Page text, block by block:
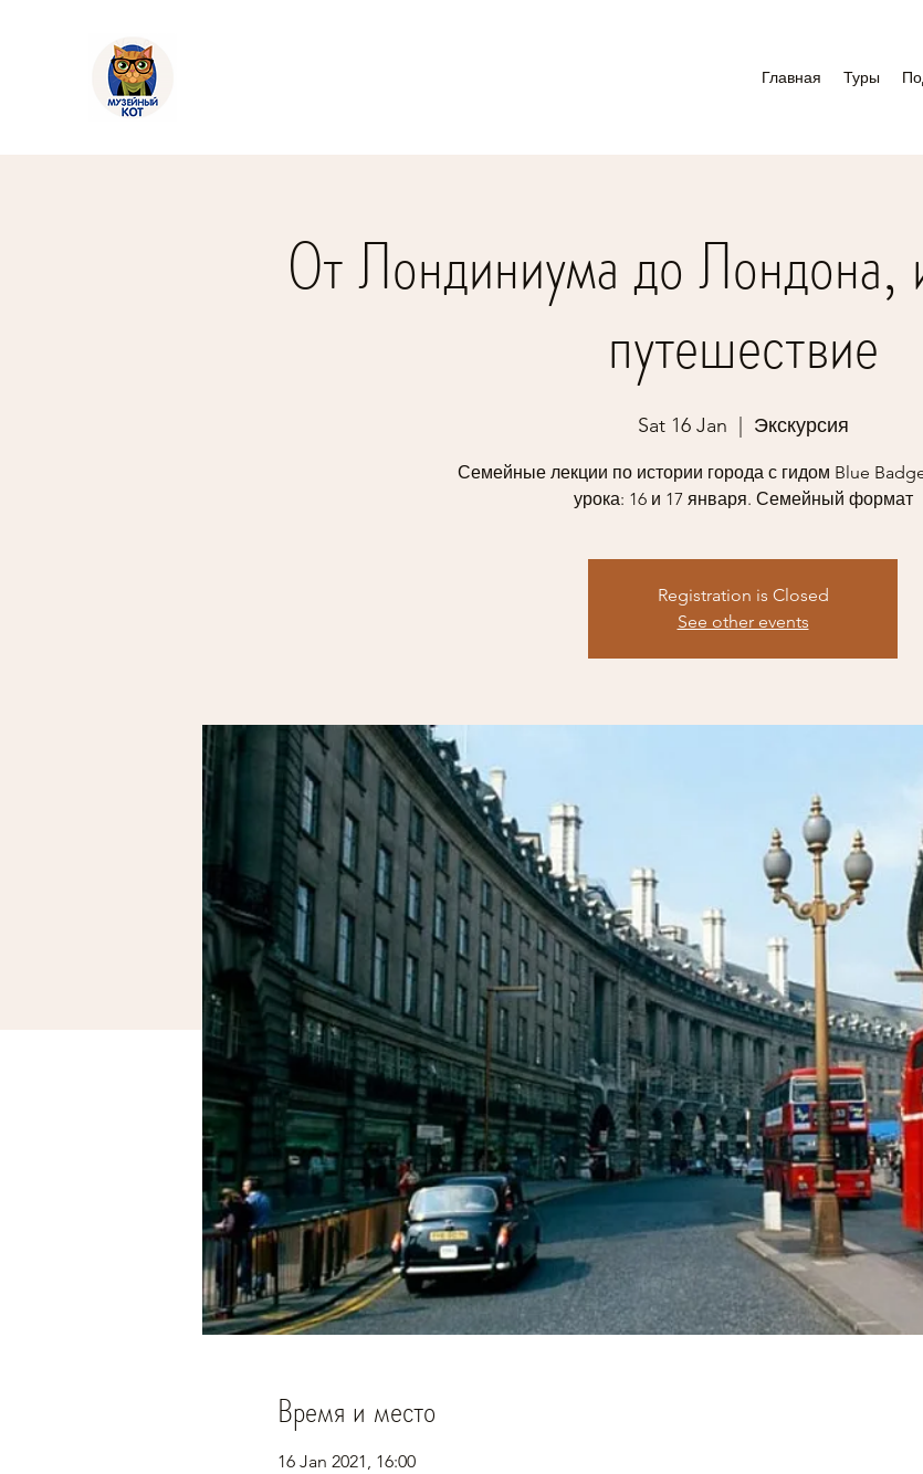
Главная Туры
От Лондиниума до Лондона,
путешествие
Sat 16 Jan Экскурсия
Семейные лекции по истории города с гидом Blue
урока: 16 и 17 января. Семейный формат
Registration is Closed
See other events
Время и место
16 Jan 2021, 16:00